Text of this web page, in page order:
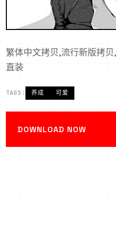
繁体中文拷贝,流行新版拷
直装
TAGS: 养成 可爱
DOWNLOAD NOW